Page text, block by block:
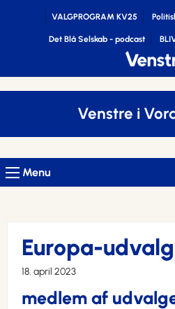
VALGPROGRAM KV25
Det Blå Selskab - podcast
Venstre i
Menu
Europa-udvalg
18. april 2023
medlem af